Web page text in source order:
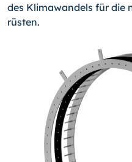
des Klimawandels für die
rüsten.